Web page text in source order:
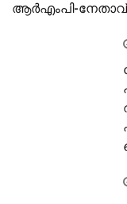
ആർഎംപി-